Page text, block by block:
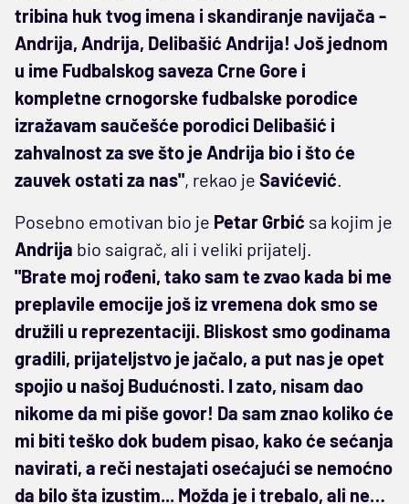
tribina huk tvog imena i skandiranje navijača -
Andrija, Andrija, Delibašić Andrija! Još jednom
u ime Fudbalskog saveza Crne Gore i
kompletne crnogorske fudbalske porodice
izražavam saučešće porodici Delibašić i
zahvalnost za sve što je Andrija bio i što će
zauvek ostati za nas", rekao je Savićević.
Posebno emotivan bio je Petar Grbić sa kojim je
Andrija bio saigrač, ali i veliki prijatelj.
"Brate moj rođeni, tako sam te zvao kada bi me
preplavile emocije još iz vremena dok smo se
družili u reprezentaciji. Bliskost smo godinama
gradili, prijateljstvo je jačalo, a put nas je opet
spojio u našoj Budućnosti. I zato, nisam dao
nikome da mi piše govor! Da sam znao koliko će
mi biti teško dok budem pisao, kako će sećanja
navirati, a reči nestajati osećajući se nemoćno
da bilo šta izustim... Možda je i trebalo, ali ne…